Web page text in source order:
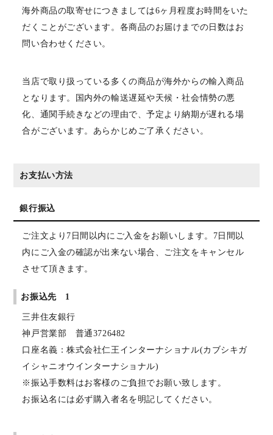
海外商品の取寄せにつきましては6ヶ月程度お時間をいた
だくことがございます。各商品のお届けまでの日数はお
問い合わせください。
当店で取り扱っている多くの商品が海外からの輸入商品
となります。国内外の輸送遅延や天候・社会情勢の悪
化、通関手続きなどの理由で、予定より納期が遅れる場
合がございます。あらかじめご了承ください。
お支払い方法
銀行振込
ご注文より7日間以内にご入金をお願いします。7日間以
内にご入金の確認が出来ない場合、ご注文をキャンセル
させて頂きます。
お振込先 1
三井住友銀行
神戸営業部 普通3726482
口座名義：株式会社仁王インターナショナル(カブシキガ
イシャニオウインターナショナル)
※振込手数料はお客様のご負担でお願い致します。
お振込名には必ず購入者名を明記してください。